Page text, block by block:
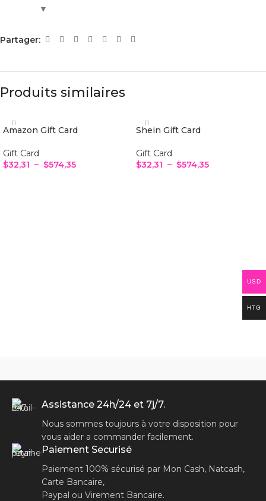
Partager:
Produits similaires
Amazon Gift Card
Gift Card
$32,31 – $574,35
Shein Gift Card
Gift Card
$32,31 – $574,35
Assistance 24h/24 et 7j/7.
Nous sommes toujours à votre disposition pour
vous aider a commander facilement.
Paiement Securisé
Paiement 100% sécurisé par Mon Cash, Natcash,
Carte Bancaire,
Paypal ou Virement Bancaire.
USD
HTG